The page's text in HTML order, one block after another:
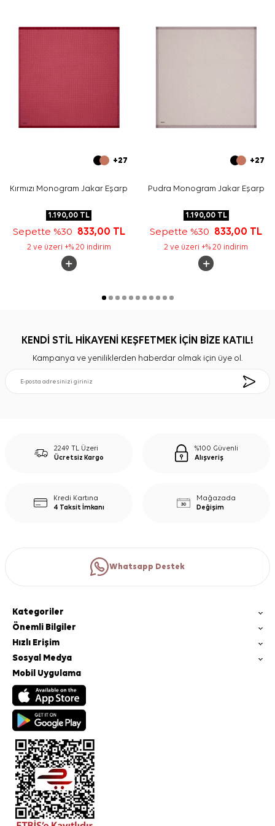
Yıkama ve bakım için ürün etiketindeki talimatları
Hangi kombinlerle kullanılabilir?
+27
Kırmızı Monogram Jakar Eşarp
1.190,00 TL
Sepette %30 833,00 TL
2 ve üzeri +% 20 indirim
+27
Pudra Monogram Jakar Eşarp
1.190,00TL
Sepette %30 833,00 TL
2 ve üzeri +% 20 indirim
KENDİ STİL HİKAYENİ KEŞFETMEK İÇİN BİZE KATIL!
Kampanya ve yeniliklerden haberdar olmak için üye ol.
2249 TL Üzeri
Ücretsiz Kargo
%100 Güvenli
Alışveriş
Kredi Kartına
4 Taksit İmkanı
Mağazada
Değişim
Whatsapp Destek
Kategoriler
Önemli Bilgiler
Hızlı Erişim
Sosyal Medya
Mobil Uygulama